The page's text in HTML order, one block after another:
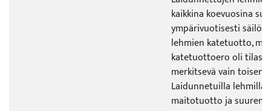
kaikkina koevuosina
ympärivuotisesti
lehmien katetuotto,
katetuottoero oli
merkitsevä vain
Laidunnetuilla lehmillä
maitotuotto ja